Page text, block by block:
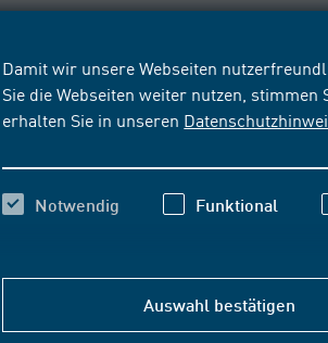
Damit wir unsere Webseiten
Sie die Webseiten weiter nutzen,
erhalten Sie in unseren
Notwendig Funktional
Auswahl bestätigen